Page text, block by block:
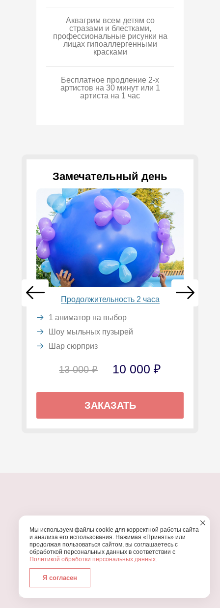
Аквагрим всем детям со
стразами и блестками,
профессиональные рисунки на
лицах гипоаллергенными
красками
Бесплатное продление 2-х
артистов на 30 минут или 1
артиста на 1 час
Замечательный день
Продолжительность 2 часа
1 аниматор на выбор
Шоу мыльных пузырей
Шар сюрприз
13 000 ₽ 10 000 ₽
ЗАКАЗАТЬ
УЗНАЙТЕ, ПОЧЕМУ ПРОВЕДЕНИЕВАШЕГО
ПРАЗДНИКА СТОИТ ДОВЕРИТЬ НАМ
Работаем с 2016 года
Мы используем файлы cookie для корректной работы сайта
и анализа его использования. Нажимая «Принять» или
продолжая пользоваться сайтом, вы соглашаетесь с
обработкой персональных данных в соответствии с
Политикой обработки персональных данных.
Я согласен